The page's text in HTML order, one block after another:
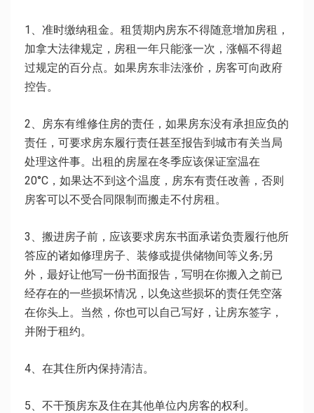
1、准时缴纳租金。租赁期内房东不得随意增加房租，
加拿大法律规定，房租一年只能涨一次，涨幅不得超
过规定的百分点。如果房东非法涨价，房客可向政府
控告。
2、房东有维修住房的责任，如果房东没有承担应负的
责任，可要求房东履行责任甚至报告到城市有关当局
处理这件事。出租的房屋在冬季应该保证室温在
20°C，如果达不到这个温度，房东有责任改善，否则
房客可以不受合同限制而搬走不付房租。
3、搬进房子前，应该要求房东书面承诺负责履行他所
答应的诸如修理房子、装修或提供储物间等义务;另
外，最好让他写一份书面报告，写明在你搬入之前已
经存在的一些损坏情况，以免这些损坏的责任凭空落
在你头上。当然，你也可以自己写好，让房东签字，
并附于租约。
4、在其住所内保持清洁。
5、不干预房东及住在其他单位内房客的权利。